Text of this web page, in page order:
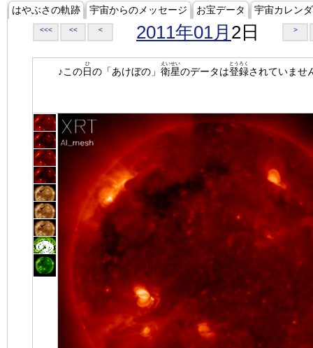
はやぶさの軌跡 宇宙からのメッセージ お宝データ 宇宙カレン
<<< << < 2011年01月 2日 >
♪この日
ひ
の「あけぼの」 衛星
えいせい
のデータは登録
とうろく
されていませ